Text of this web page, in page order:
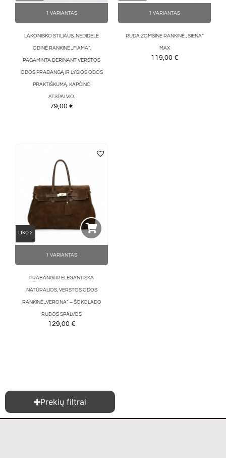
1 VARIANTAS
LAKONIŠKO STILIAUS, NEDIDELĖ
ODINĖ RANKINĖ „FIAMA“,
PAGAMINTA DERINANT VERSTOS
ODOS PRABANGĄ IR LYGIOS ODOS
PRAKTIŠKUMĄ. KAPČINO
ATSPALVIO.
79,00 €
1 VARIANTAS
RUDA ZOMŠINĖ RANKINĖ „SIENA”
MAX
119,00 €
LIKO 2
1 VARIANTAS
PRABANGI IR ELEGANTIŠKA
NATŪRALIOS, VERSTOS ODOS
RANKINĖ „VERONA“ – ŠOKOLADO
RUDOS SPALVOS
129,00 €
Prekių filtrai